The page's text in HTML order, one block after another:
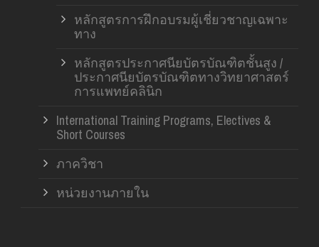
หลักสูตรการฝึกอบรมผู้เชี่ยวชาญเฉพาะ
ทาง
หลักสูตรประกาศนียบัตรบัณฑิตชั้นสูง /
ประกาศนียบัตรบัณฑิตทางวิทยาศาสตร์
การแพทย์คลินิก
International Training Programs, Electives &
Short Courses
ภาควิชา
หน่วยงานภายใน